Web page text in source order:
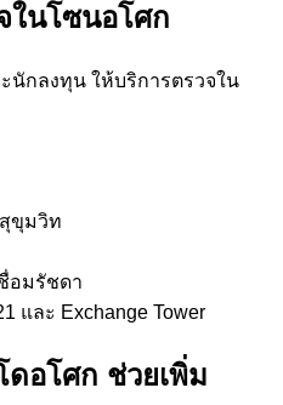
ในโซนอโศก
นักลงทุน ให้บริการตรวจใน
ขุมวิท
อมรัชดา
และ Exchange Tower
อโศก ช่วยเพิ่ม